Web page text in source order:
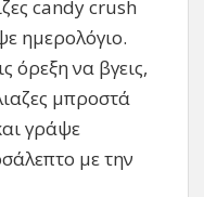
candy crush
ημερολόγιο.
όρεξη να βγεις,
μπροστά
γράψε
με την